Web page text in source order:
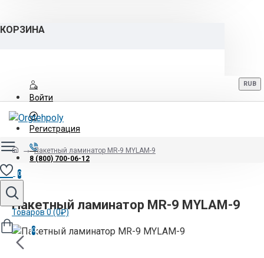
КОРЗИНА
Войти
Регистрация
8 (800) 700-06-12
RUB
0
Товаров 0 (0₽)
0
Пакетный ламинатор MR-9 MYLAM-9
Пакетный ламинатор MR-9 MYLAM-9